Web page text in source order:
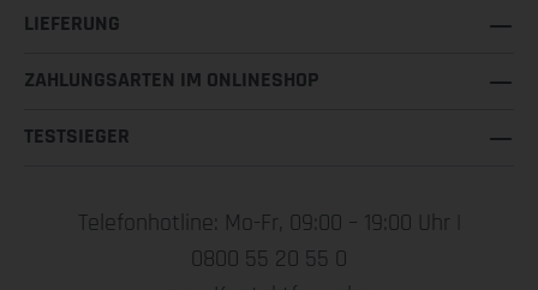
LIEFERUNG
ZAHLUNGSARTEN IM ONLINESHOP
TESTSIEGER
Telefonhotline: Mo-Fr, 09:00 – 19:00 Uhr |
0800 55 20 55 0